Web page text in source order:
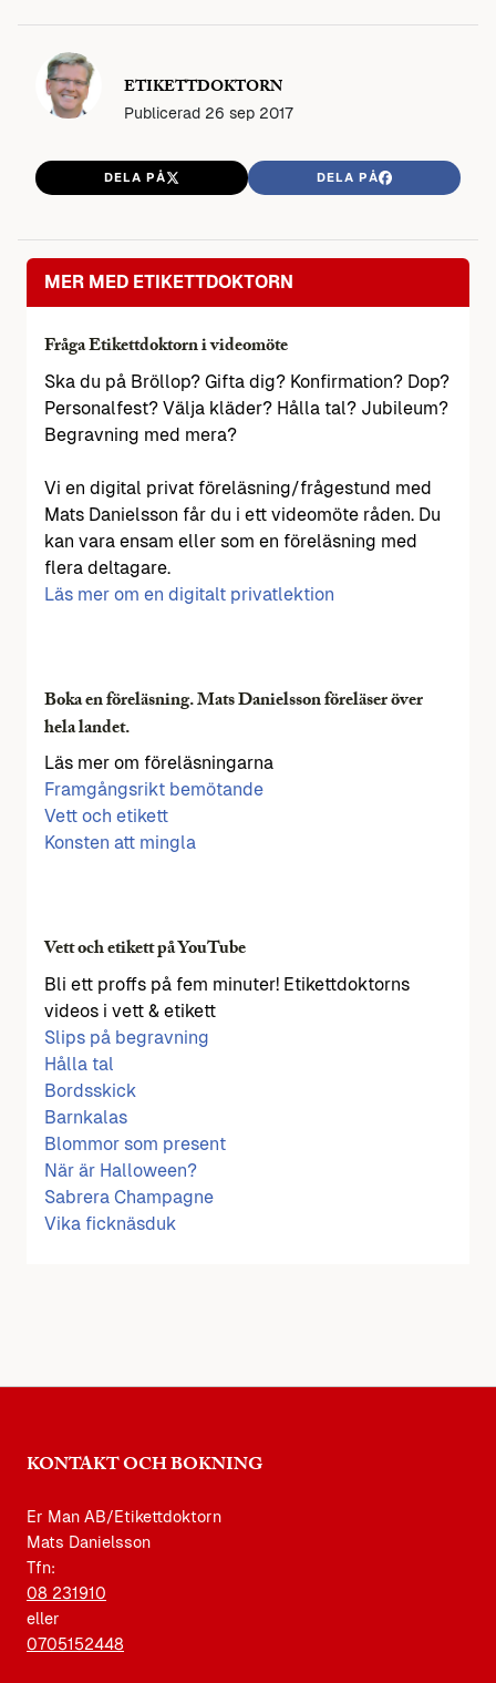
ETIKETTDOKTORN
Publicerad 26 sep 2017
DELA PÅ DELA PÅ
MER MED ETIKETTDOKTORN
Fråga Etikettdoktorn i videomöte
Ska du på Bröllop? Gifta dig? Konfirmation? Dop?
Personalfest? Välja kläder? Hålla tal? Jubileum?
Begravning med mera?
Vi en digital privat föreläsning/frågestund med
Mats Danielsson får du i ett videomöte råden. Du
kan vara ensam eller som en föreläsning med
flera deltagare.
Läs mer om en digitalt privatlektion
Boka en föreläsning. Mats Danielsson föreläser över
hela landet.
Läs mer om föreläsningarna
Framgångsrikt bemötande
Vett och etikett
Konsten att mingla
Vett och etikett på YouTube
Bli ett proffs på fem minuter! Etikettdoktorns
videos i vett & etikett
Slips på begravning
Hålla tal
Bordsskick
Barnkalas
Blommor som present
När är Halloween?
Sabrera Champagne
Vika ficknäsduk
KONTAKT OCH BOKNING
Er Man AB/Etikettdoktorn
Mats Danielsson
Tfn:
08 231910
eller
0705152448